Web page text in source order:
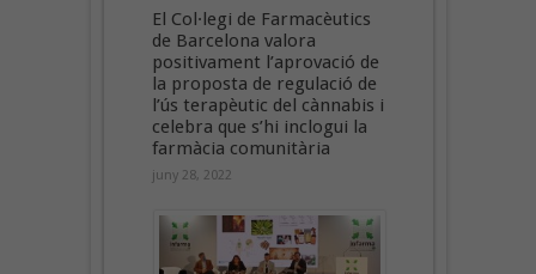
El Col·legi de Farmacèutics
de Barcelona valora
positivament l’aprovació de
la proposta de regulació de
l’ús terapèutic del cànnabis i
celebra que s’hi inclogui la
farmàcia comunitària
juny 28, 2022